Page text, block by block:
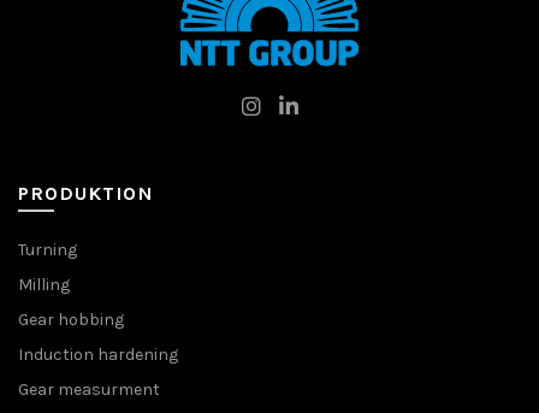
PRODUKTION
Turning
Milling
Gear hobbing
Induction hardening
Gear measurment